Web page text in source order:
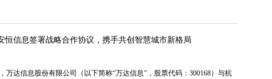
恒信息签署战略合作协议，携手共创智慧城市新格局
万达信息股份有限公司（以下简称“万达信息”，股票代码：300168）与杭